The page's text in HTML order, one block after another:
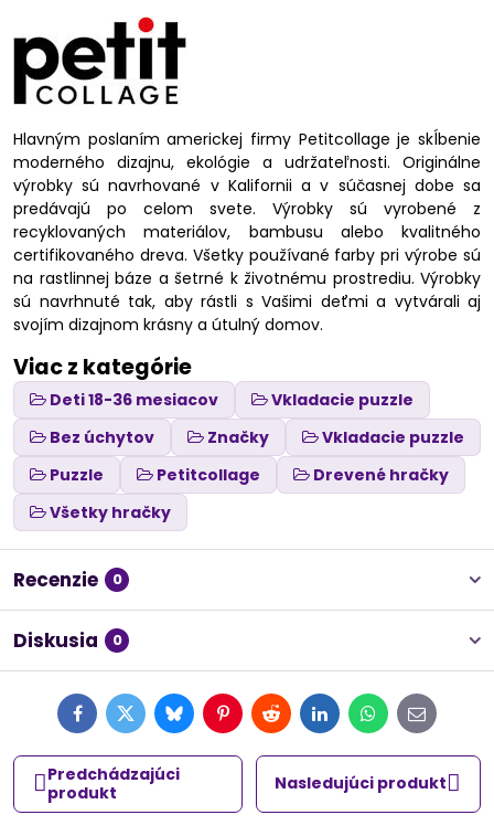
Hlavným poslaním americkej firmy Petitcollage je skĺbenie
moderného dizajnu, ekológie a udržateľnosti. Originálne
výrobky sú navrhované v Kalifornii a v súčasnej dobe sa
predávajú po celom svete. Výrobky sú vyrobené z
recyklovaných materiálov, bambusu alebo kvalitného
certifikovaného dreva. Všetky používané farby pri výrobe sú
na rastlinnej báze a šetrné k životnému prostrediu. Výrobky
sú navrhnuté tak, aby rástli s Vašimi deťmi a vytvárali aj
svojím dizajnom krásny a útulný domov.
Viac z kategórie
Deti 18-36 mesiacov
Vkladacie puzzle
Bez úchytov
Značky
Vkladacie puzzle
Puzzle
Petitcollage
Drevené hračky
Všetky hračky
Recenzie 0
Diskusia 0
FacebookTwitterBlueskyPinterestRedditLinkedInWhatsApp
E-
mail
Predchádzajúci
produkt
Nasledujúci produkt